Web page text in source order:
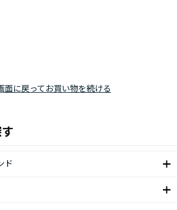
面に戻ってお買い物を続ける
ド